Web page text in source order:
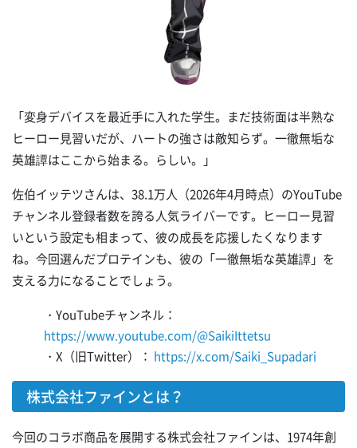
「変身デバイスを最近手に入れた学生。まだ技術面は半熟な
ヒーロー見習いだが、ハートの強さは敵知らず。一徹無垢な
英雄譚はここから始まる。らしい。」
佐伯イッテツさんは、38.1万人（2026年4月時点）のYouTube
チャンネル登録者数を誇る人気ライバーです。ヒーロー見習
いという設定も相まって、彼の成長を応援したくなります
ね。今回選んだプロテインも、彼の「一徹無垢な英雄譚」を
支える力になることでしょう。
・YouTubeチャンネル：
https://www.youtube.com/@SaikiIttetsu
・X（旧Twitter）： https://x.com/Saiki_Supadari
株式会社ファインとは？
今回のコラボ商品を展開する株式会社ファインは、1974年創